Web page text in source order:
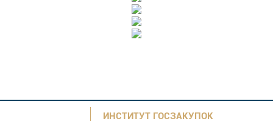
ИНСТИТУТ ГОСЗАКУПОК